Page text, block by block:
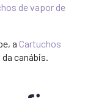
de vapor de
a Cartuchos
canábis.